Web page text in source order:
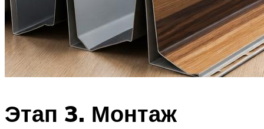
Этап 3. Монтаж